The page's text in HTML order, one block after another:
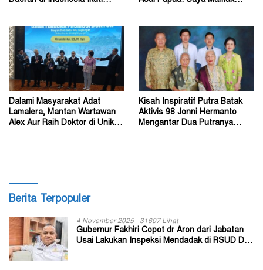
Dalami Masyarakat Adat
Lamalera, Mantan Wartawan
Alex Aur Raih Doktor di Unika
Kisah Inspiratif Putra Batak
Aktivis 98 Jonni Hermanto
Mengantar Dua Putranya
Berita Terpopuler
4 November 2025 31607 Lihat
Gubernur Fakhiri Copot dr Aron dari Jabatan
Usai Lakukan Inspeksi Mendadak di RSUD Dok